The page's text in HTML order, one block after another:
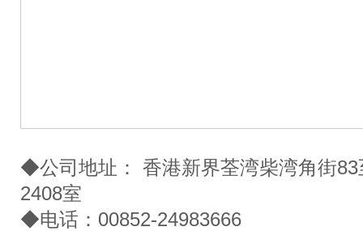
◆公司地址： 香港新界荃湾柴湾角街
2408室
◆电话：00852-24983666